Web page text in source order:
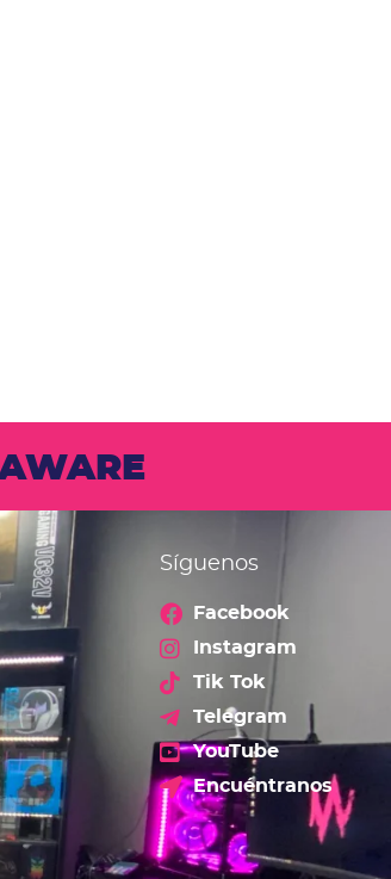
Síguenos
Facebook
Instagram
Tik Tok
Telegram
YouTube
Encuéntranos